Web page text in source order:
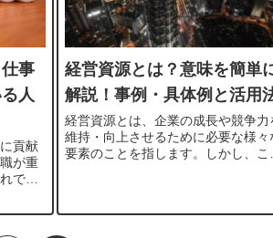
事
人
貢献
が重
で
るの
経営資源とは？意味を簡単
解説！事例・具体例と活用
経営資源とは、企業の成長や競争力
維持・向上させるために必要な様々
要素のことを指します。しかし、こ
う。このブログでは、「経営資源と